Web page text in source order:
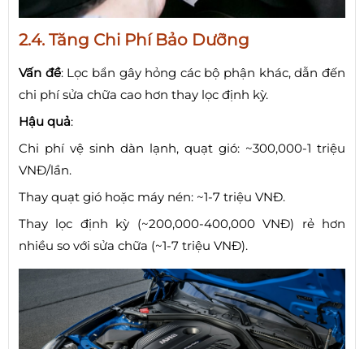
2.4. Tăng Chi Phí Bảo Dưỡng
Vấn đề: Lọc bẩn gây hỏng các bộ phận khác, dẫn đến
chi phí sửa chữa cao hơn thay lọc định kỳ.
Hậu quả:
Chi phí vệ sinh dàn lạnh, quạt gió: ~300,000-1 triệu
VNĐ/lần.
Thay quạt gió hoặc máy nén: ~1-7 triệu VNĐ.
Thay lọc định kỳ (~200,000-400,000 VNĐ) rẻ hơn
nhiều so với sửa chữa (~1-7 triệu VNĐ).